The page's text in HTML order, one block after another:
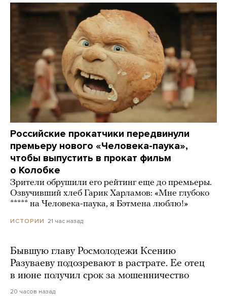
Российские прокатчики передвинули
премьеру нового «Человека-паука»,
чтобы выпустить в прокат фильм
о Колобке
Зрители обрушили его рейтинг еще до премьеры.
Озвучивший хлеб Гарик Харламов: «Мне глубоко
***** на Человека-паука, я Бэтмена люблю!»
ИСТОРИИ 21 час назад
Бывшую главу Росмолодежи Ксению
Разуваеву подозревают в растрате. Ее отец
в июне получил срок за мошенничество
20 часов назад